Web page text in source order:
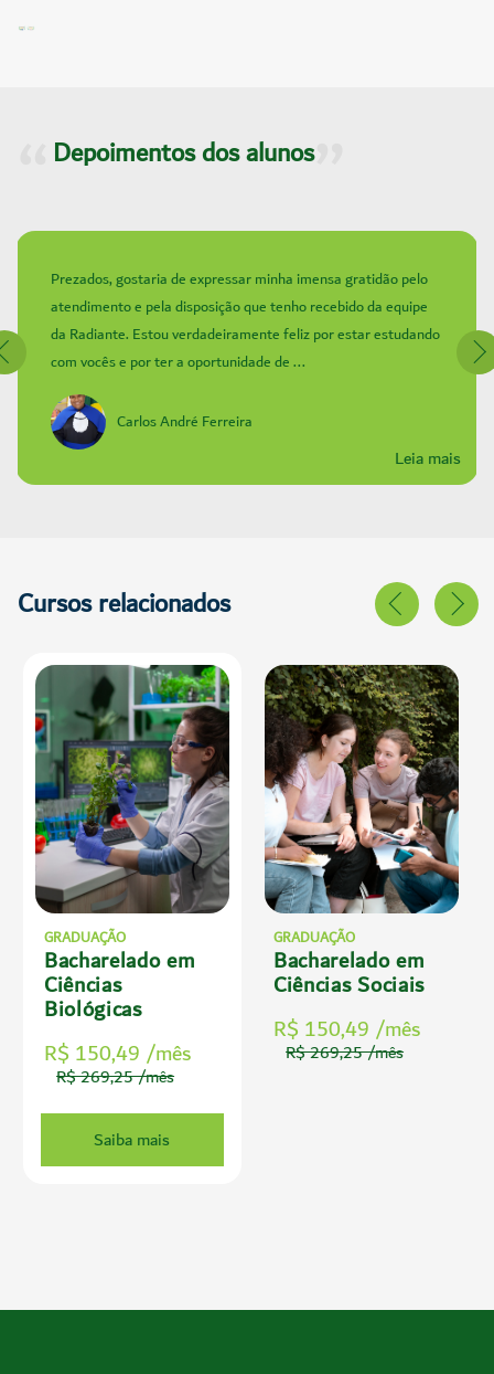
Depoimentos dos alunos
Prezados, gostaria de expressar minha imensa gratidão pelo
atendimento e pela disposição que tenho recebido da equipe
da Radiante. Estou verdadeiramente feliz por estar estudando
com vocês e por ter a oportunidade de ...
Leia mais
Carlos André Ferreira
Cursos relacionados
GRADUAÇÃO
Bacharelado em
Ciências
Biológicas
R$ 150,49 /mês
R$ 269,25 /mês
Saiba mais
GRADUAÇÃO
Bacharelado em
Ciências Sociais
R$ 150,49 /mês
R$ 269,25 /mês